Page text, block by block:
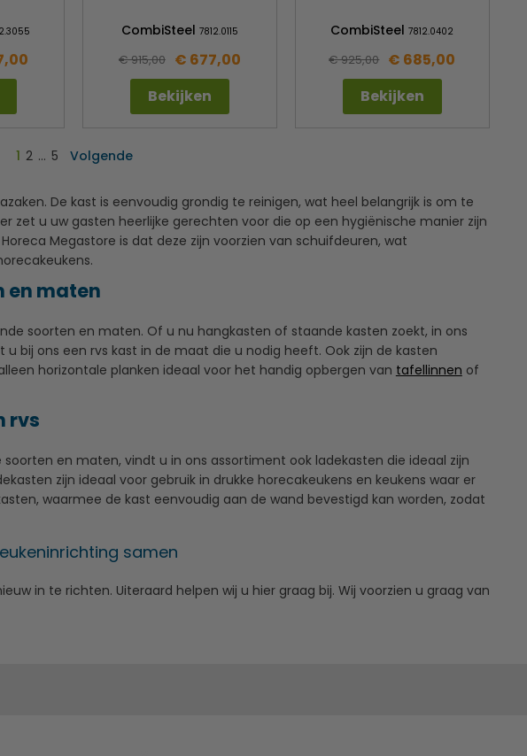
CombiSteel 7812.0115
€ 915,00 € 677,00
Bekijken
CombiSteel7812.0402
€ 925,00 € 685,00
Bekijken
1 2 … 5 Volgende
De kast is eenvoudig grondig te reinigen, wat heel belangrijk is om te
zet u uw gasten heerlijke gerechten voor die op een hygiënische manier zijn
Megastore is dat deze zijn voorzien van schuifdeuren, wat
en maten
soorten en maten. Of u nu hangkasten of staande kasten zoekt, in ons
bij ons een rvs kast in de maat die u nodig heeft. Ook zijn de kasten
horizontale planken ideaal voor het handig opbergen van tafellinnen of
rvs
en maten, vindt u in ons assortiment ook ladekasten die ideaal zijn
zijn ideaal voor gebruik in drukke horecakeukens en keukens waar er
waarmee de kast eenvoudig aan de wand bevestigd kan worden, zodat
samen
in te richten. Uiteraard helpen wij u hier graag bij. Wij voorzien u graag van